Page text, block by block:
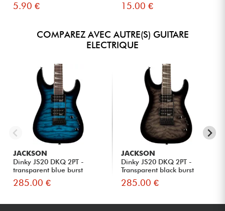
5.90 € 15.00 €
COMPAREZ AVEC AUTRE(S) GUITARE
ELECTRIQUE
JACKSON
Dinky JS20 DKQ 2PT -
transparent blue burst
285.00 €
JACKSON
Dinky JS20 DKQ 2PT -
Transparent black burst
285.00 €